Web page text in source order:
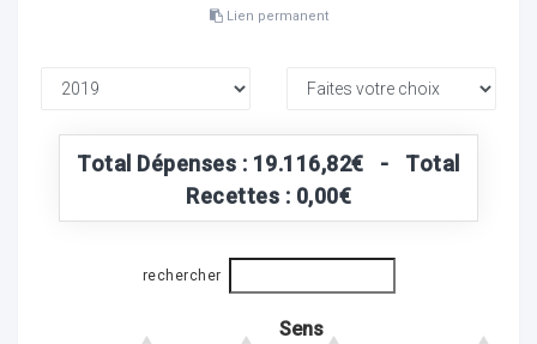
Lien permanent
Total Dépenses : 19.116,82€ - Total
Recettes : 0,00€
rechercher
Sens